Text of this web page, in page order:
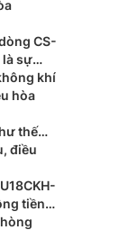
CS-
là sự
khí
hòa
thế
điều
tiền